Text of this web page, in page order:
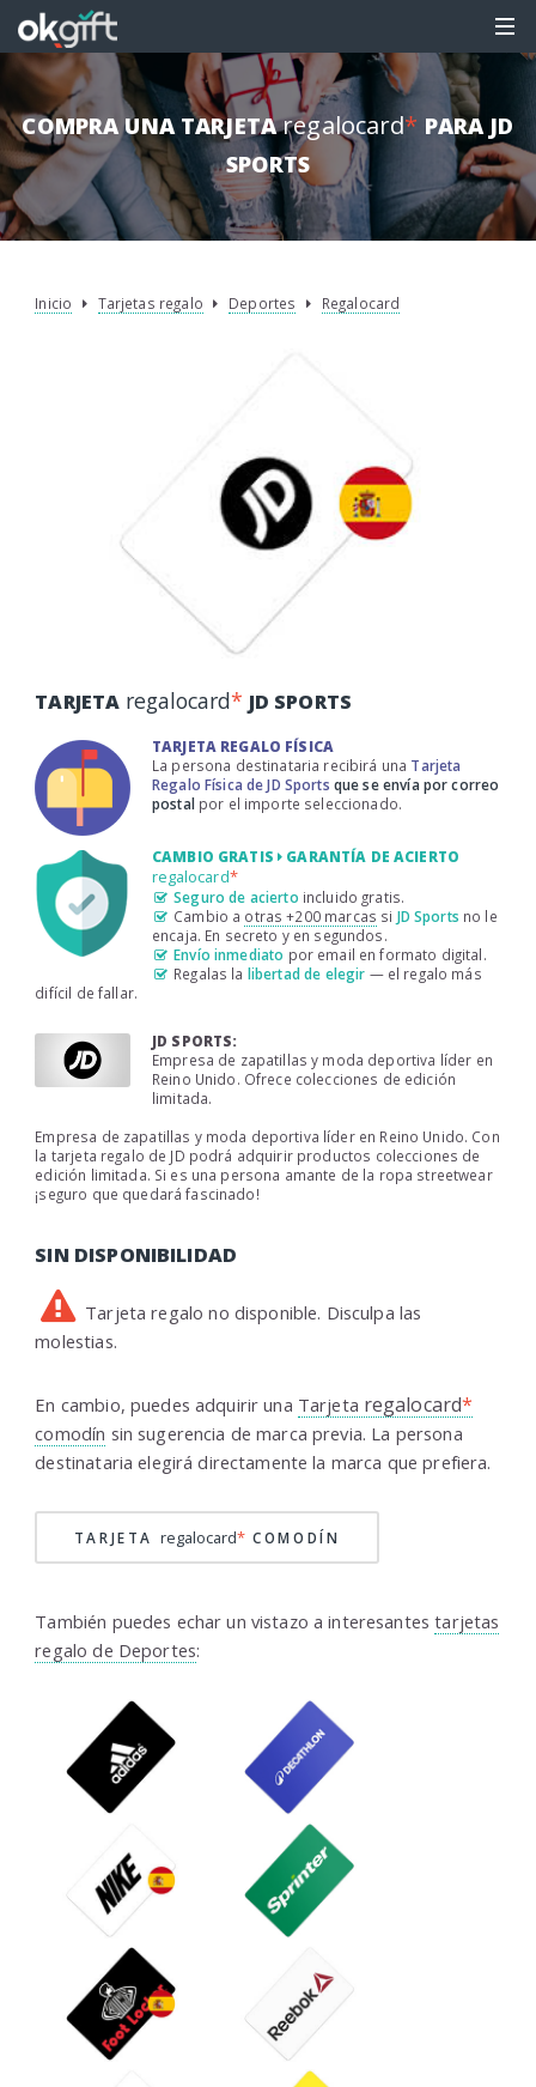
COMPRA UNA TARJETAregalocard* PARA JD
SPORTS
Inicio Tarjetas regalo Deportes Regalocard
TARJETA regalocard* JD SPORTS
TARJETA REGALO FÍSICA
La persona destinataria recibirá una Tarjeta
Regalo Física de JD Sports que se envía por correo
postal por el importe seleccionado.
CAMBIO GRATIS GARANTÍA DE ACIERTO
regalocard*
Seguro de acierto incluido gratis.
Cambio a otras +200 marcas si JD Sports no le
encaja. En secreto y en segundos.
Envío inmediato por email en formato digital.
Regalas la libertad de elegir — el regalo más
difícil de fallar.
JD SPORTS:
Empresa de zapatillas y moda deportiva líder en
Reino Unido. Ofrece colecciones de edición
limitada.
Empresa de zapatillas y moda deportiva líder en Reino Unido. Con
la tarjeta regalo de JD podrá adquirir productos colecciones de
edición limitada. Si es una persona amante de la ropa streetwear
¡seguro que quedará fascinado!
SIN DISPONIBILIDAD
Tarjeta regalo no disponible. Disculpa las
molestias.
En cambio, puedes adquirir una Tarjeta regalocard*
comodín sin sugerencia de marca previa. La persona
destinataria elegirá directamente la marca que prefiera.
TARJETA regalocard* COMODÍN
También puedes echar un vistazo a interesantestarjetas
regalo de Deportes: